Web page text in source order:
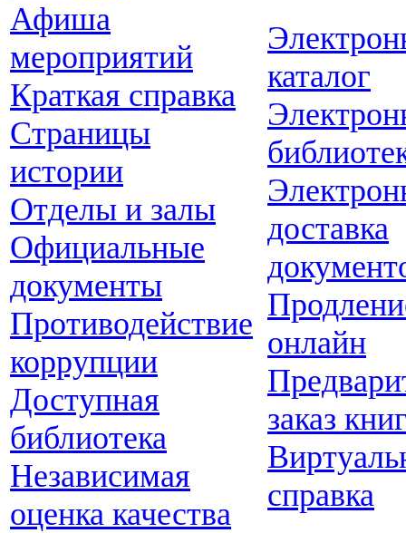
Афиша
мероприятий
Краткая справка
Страницы
истории
Отделы и залы
Официальные
документы
Противодействие
коррупции
Доступная
библиотека
Независимая
оценка качества
каталог
доставка
онлайн
заказ
справка